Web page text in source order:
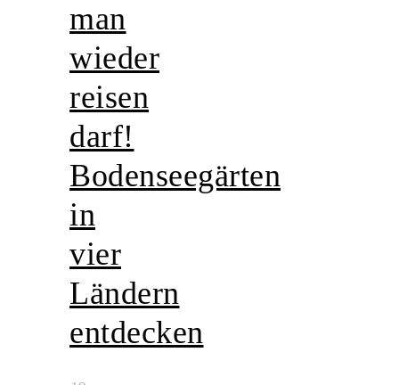
man
wieder
reisen
darf!
Bodenseegärten
in
vier
Ländern
entdecken